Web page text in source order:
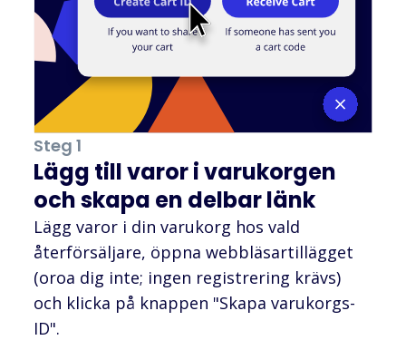
Steg 1
Lägg till varor i varukorgen
och skapa en delbar länk
Lägg varor i din varukorg hos vald
återförsäljare, öppna webbläsartillägget
(oroa dig inte; ingen registrering krävs)
och klicka på knappen "Skapa varukorgs-
ID".